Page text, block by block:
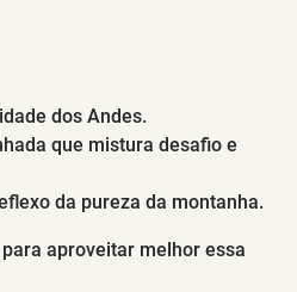
dos Andes.
que mistura desafio e
da pureza da montanha.
aproveitar melhor essa